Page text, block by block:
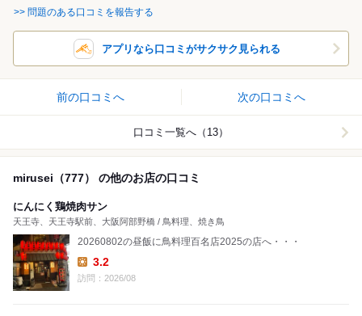
>> 問題のある口コミを報告する
アプリなら口コミがサクサク見られる
前の口コミへ 次の口コミへ
口コミ一覧へ（13）
mirusei（777） の他のお店の口コミ
にんにく鶏焼肉サン
天王寺、天王寺駅前、大阪阿部野橋 / 鳥料理、焼き鳥
20260802の昼飯に鳥料理百名店2025の店へ・・・
Lunch:
3.2
訪問：2026/08